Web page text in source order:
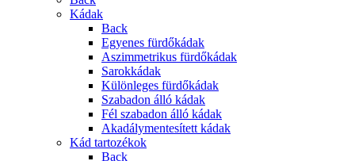
Kádak
Back
Egyenes fürdőkádak
Aszimmetrikus fürdőkádak
Sarokkádak
Különleges fürdőkádak
Szabadon álló kádak
Fél szabadon álló kádak
Akadálymentesített kádak
Kád tartozékok
Back